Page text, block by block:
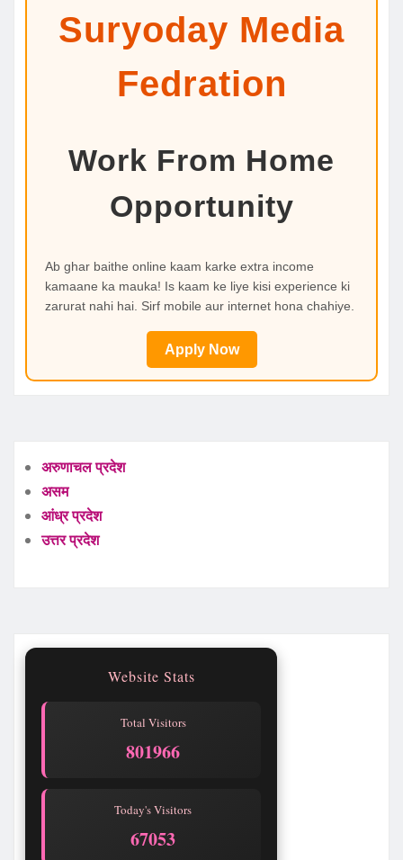
Suryoday Media
Fedration
Work From Home
Opportunity
Ab ghar baithe online kaam karke extra income
kamaane ka mauka! Is kaam ke liye kisi experience ki
zarurat nahi hai. Sirf mobile aur internet hona chahiye.
Apply Now
अरुणाचल प्रदेश
असम
आंध्र प्रदेश
उत्तर प्रदेश
Website Stats
Total Visitors
801967
Today's Visitors
67054